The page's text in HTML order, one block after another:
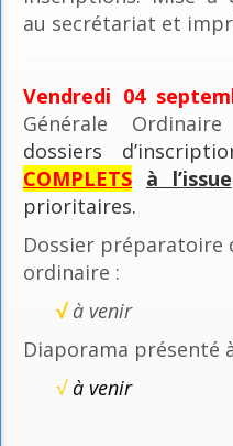
au secrétariat et
Vendredi 04
Générale
dossiers
COMPLETS à l’issue
prioritaires.
Dossier préparatoire
ordinaire :
√ à venir
Diaporama présenté
√à venir